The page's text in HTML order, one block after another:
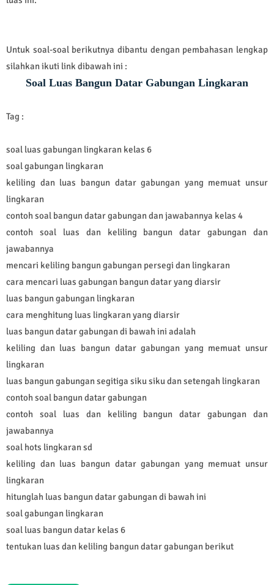
Untuk soal-soal berikutnya dibantu dengan pembahasan lengkap
silahkan ikuti link dibawah ini :
Soal Luas Bangun Datar Gabungan Lingkaran
Tag :
soal luas gabungan lingkaran kelas 6
soal gabungan lingkaran
keliling dan luas bangun datar gabungan yang memuat unsur
lingkaran
contoh soal bangun datar gabungan dan jawabannya kelas 4
contoh soal luas dan keliling bangun datar gabungan dan
jawabannya
mencari keliling bangun gabungan persegi dan lingkaran
cara mencari luas gabungan bangun datar yang diarsir
luas bangun gabungan lingkaran
cara menghitung luas lingkaran yang diarsir
luas bangun datar gabungan di bawah ini adalah
keliling dan luas bangun datar gabungan yang memuat unsur
lingkaran
luas bangun gabungan segitiga siku siku dan setengah lingkaran
contoh soal bangun datar gabungan
contoh soal luas dan keliling bangun datar gabungan dan
jawabannya
soal hots lingkaran sd
keliling dan luas bangun datar gabungan yang memuat unsur
lingkaran
hitunglah luas bangun datar gabungan di bawah ini
soal gabungan lingkaran
soal luas bangun datar kelas 6
tentukan luas dan keliling bangun datar gabungan berikut